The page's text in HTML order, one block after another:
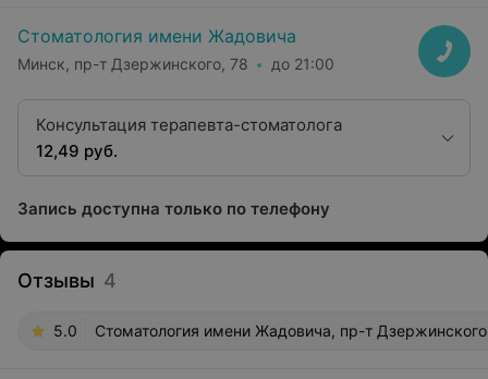
Стоматология имени Жадовича
Минск, пр-т Дзержинского, 78 до 21:00
Консультация терапевта-стоматолога
12,49 руб.
Запись доступна только по телефону
Отзывы 4
5.0 Стоматология имени Жадовича, пр-т